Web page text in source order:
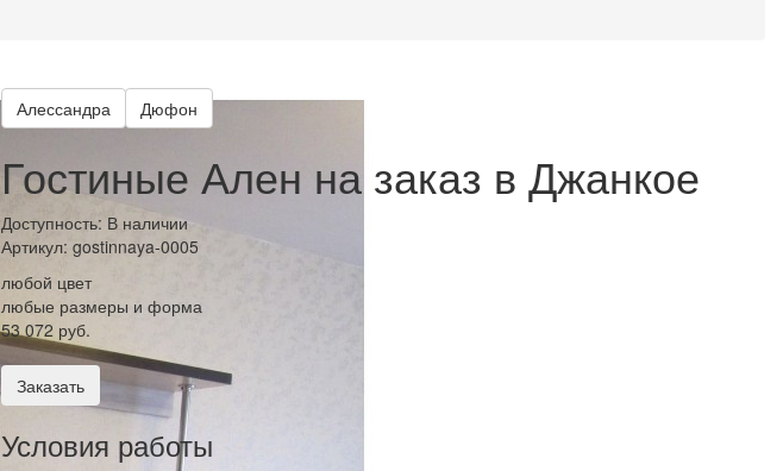
Алессандра Дюфон
Гостиные Ален на заказ в Джанкое
Доступность: В наличии
Артикул: gostinnaya-0005
любой цвет
любые размеры и форма
53 072 руб.
Заказать
Условия работы